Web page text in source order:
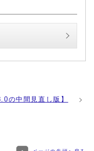
の中間見直し版】